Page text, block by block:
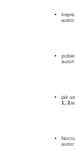
autor:
jak
1
2
autor: